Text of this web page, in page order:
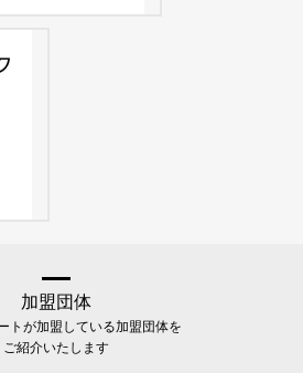
加盟団体
トが加盟している加盟団体を
ご紹介いたします